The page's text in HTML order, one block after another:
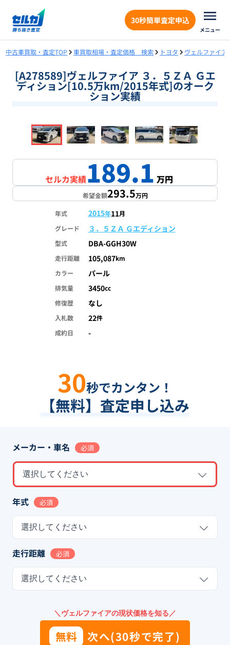
30秒簡単査定申込
メニュー
中古車買取・査定TOP 車買取相場・査定価格 検索 トヨタ ヴェルファイア
[A278589]ヴェルファイア ３．５ＺＡ Ｇエ
ディション[10.5万km/2015年式]のオーク
ション実績
1/18
セルカ実績189.1万円
希望金額293.5万円
年式 2015年11月
グレード
３．５ＺＡ Ｇエディション
型式 DBA-GGH30W
走行距離 105,087km
カラー
パール
排気量 3450cc
修復歴
なし
入札数 22件
成約日
-
30秒でカンタン！
【無料】査定申し込み
メーカー・車名 必須
選択してください
年式 必須
選択してください
走行距離 必須
選択してください
＼ヴェルファイアの現状価格を知る／
無料 次へ(30秒で完了)